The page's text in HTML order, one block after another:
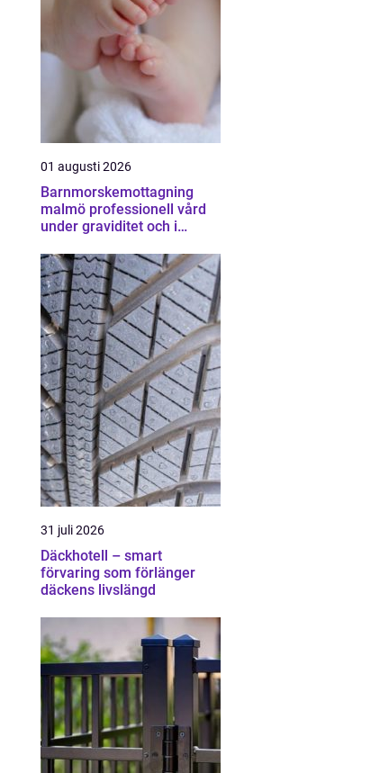
01 augusti 2026
Barnmorskemottagning
malmö professionell vård
under graviditet och i
31 juli 2026
Däckhotell – smart
förvaring som förlänger
däckens livslängd